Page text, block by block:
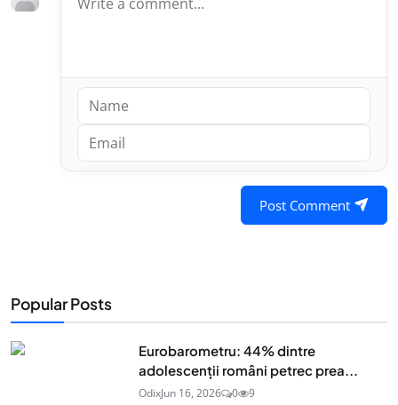
Post Comment
Popular Posts
Eurobarometru: 44% dintre
adolescenţii români petrec prea...
OdixJun 16, 2026 0 9